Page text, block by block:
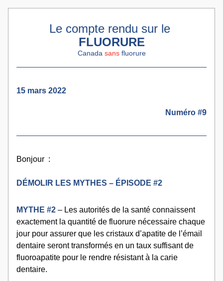
FLUORURE
Canada sans fluorure
15 mars 2022
Numéro #9
Bonjour  :
DÉMOLIR LES MYTHES – ÉPISODE #2
MYTHE #2 – Les autorités de la santé connaissent
exactement la quantité de fluorure nécessaire chaque
jour pour assurer que les cristaux d’apatite de l’émail
dentaire seront transformés en un taux suffisant de
fluoroapatite pour le rendre résistant à la carie
dentaire.